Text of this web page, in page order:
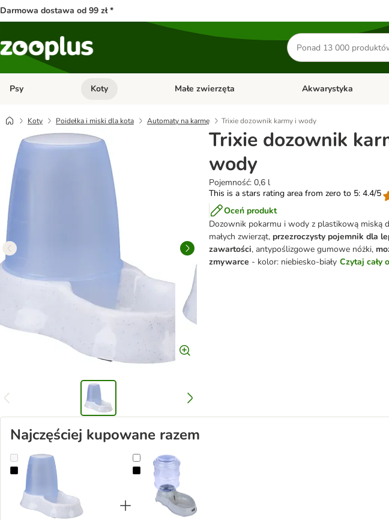
Darmowa dostawa od 99 zł *
Szukaj
produktów
Psy Otwórz menu kategorii: Psy
Koty Otwórz menu kategorii: Koty
Małe zwierzęta Otwórz menu kategorii:
Akwarystyka
Koty Poidełka i miski dla kota Automaty na karmę Trixie dozownik karmy i wody
Trixie dozownik
wody
Pojemność: 0,6 l
This is a stars rating area from zero to 5: 4.4/5
Oceń produkt
Dozownik pokarmu i wody z plastikową miską
małych zwierząt, przezroczysty pojemnik dla
zawartości, antypoślizgowe gumowe nóżki,
zmywarce - kolor: niebiesko-biały Czytaj cały
Najczęściej kupowane razem
Trixie dozownik karmy i wody zooplus Basics dozownik wody